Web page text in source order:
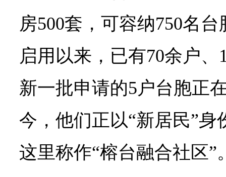
房500套，可容纳750名
启用以来，已有70余户
新一批申请的5户台胞正
今，他们正以“新居民”
这里称作“榕台融合社区”